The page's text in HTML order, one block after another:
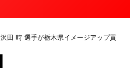
田 時 選手が栃木県イメージアップ貢